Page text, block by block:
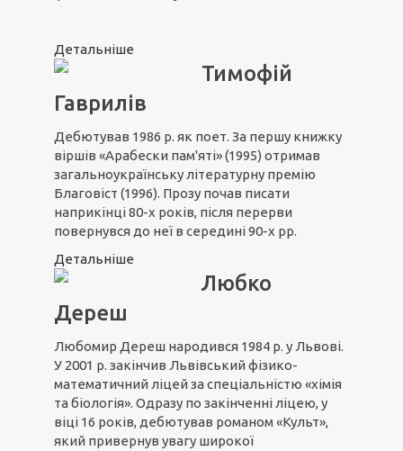
Детальніше
Тимофій
Гаврилів
Дебютував 1986 р. як поет. За першу книжку
віршів «Арабески пам'яті» (1995) отримав
загальноукраїнську літературну премію
Благовіст (1996). Прозу почав писати
наприкінці 80-х років, після перерви
повернувся до неї в середині 90-х рр.
Детальніше
Любко
Дереш
Любомир Дереш народився 1984 р. у Львові.
У 2001 р. закінчив Львівський фізико-
математичний ліцей за спеціальністю «хімія
та біологія». Одразу по закінченні ліцею, у
віці 16 років, дебютував романом «Культ»,
який привернув увагу широкої